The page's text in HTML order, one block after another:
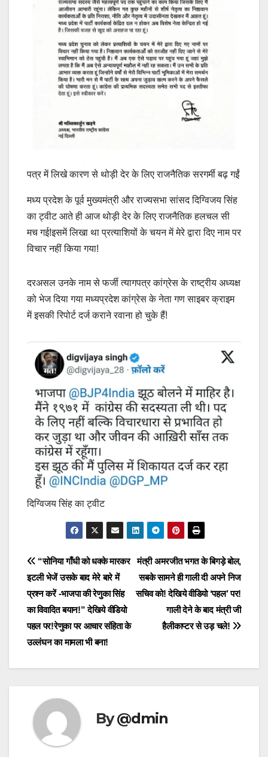
पत्र में लिखे कारण से थोड़ी देर के लिए राजनैतिक सरगर्मी बढ़ गईं
मध्य प्रदेश के पूर्व मुख्यमंत्री और राज्यसभा सांसद दिग्विजय सिंह
का ट्वीट आते ही आज थोड़ी देर के लिए राजनैतिक हलचल सी
मच गई!इसमें लिखा था प्रत्याशियों के चयन में मेरे द्वारा दिए नाम पर
विचार नहीं किया गया!
दरअसल उनके नाम से फर्जी त्यागपत्र कांग्रेस के राष्ट्रीय अध्यक्ष
को भेज दिया गया मध्यप्रदेश कांग्रेस के नेता गण साइबर क्राइम
में इसकी रिपोर्ट दर्ज कराने रवाना हो चुके हैं!
दिग्विजय सिंह का ट्वीट
Post
navigation
मंत्री अमरजीत भगत के बिगड़े बोल,
सबके सामने ही गाली दी अपने निज
सचिव को! देखिये वीडियो ‘पहल’ पर!
गाली देने के बाद मंत्री जी
हैलीकाप्टर से उड़ चले!
“सोनिया गाँधी को धक्के मारकर
इटली भेजें उसके बाद मेरे बारे में
प्रश्न करें -भाजपा की रेणुका सिंह
का विवादित बयान!” देखिये वीडियो
पहल पर!रेणुका पर आचार संहिता के
उल्लंघन का मामला भी बना!
By@dmin